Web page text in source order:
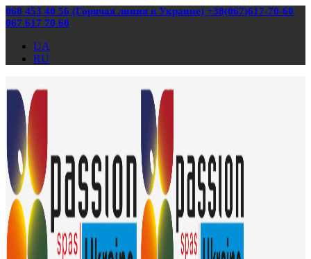
068 453 40 56 (Горячая линия в Украине) +38(067)617-70-60
067 617 70 60
UA
RU